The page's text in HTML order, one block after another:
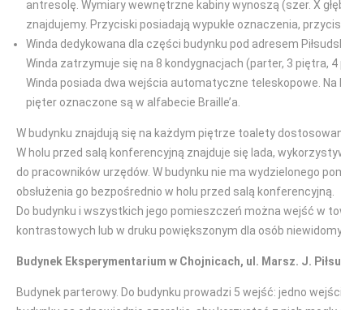
antresolę. Wymiary wewnętrzne kabiny wynoszą (szer. X
znajdujemy. Przyciski posiadają wypukłe oznaczenia,
Winda dedykowana dla części budynku pod adresem
Winda zatrzymuje się na 8 kondygnacjach (parter, 3 piętra,
Winda posiada dwa wejścia automatyczne teleskopowe.
pięter oznaczone są w alfabecie Braille’a.
W budynku znajdują się na każdym piętrze toalety
W holu przed salą konferencyjną znajduje się lada,
do pracowników urzędów. W budynku nie ma wydzielonego
obsłużenia go bezpośrednio w holu przed salą konferencyjną.
Do budynku i wszystkich jego pomieszczeń można wejść w
kontrastowych lub w druku powiększonym dla osób
Budynek Eksperymentarium w Chojnicach, ul. Marsz. J.
Budynek parterowy. Do budynku prowadzi 5 wejść: jedno